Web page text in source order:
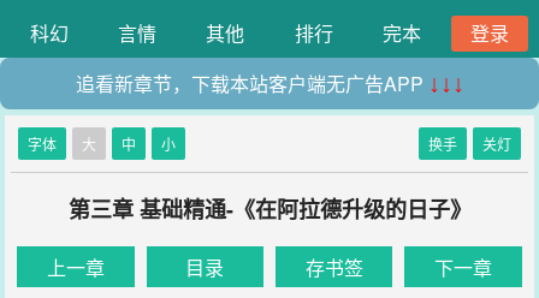
科幻
言情 其他 排行 完本
登录
追看新章节，下载本站客户端无广告APP ↓↓↓
字体 大 中 小 换手 关灯
第三章 基础精通-《在阿拉德升级的日子》
上一章 目录 存书签 下一章